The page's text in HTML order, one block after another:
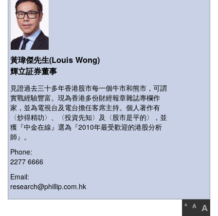
黃瑋傑先生(Louis Wong)
輝立証券董事
見證過去三十多年香港股市每一個牛市和熊市，可謂
實戰經驗豐富。現為香港多份財經報章雜誌專欄作
家，並為電視台及電台擔任客席主持。個人著作有
〈炒得精叻〉、〈投資先知〉及〈股市是平的〉，並
獲『中金在線』選為『2010年最受歡迎的港股分析
師』。
Phone:
2277 6666
Email:
research@phillip.com.hk
A A A